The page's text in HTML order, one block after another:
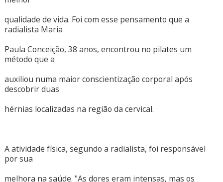
qualidade de vida. Foi com esse pensamento que a
radialista Maria
Paula Conceição, 38 anos, encontrou no pilates um
método que a
auxiliou numa maior conscientização corporal após
descobrir duas
hérnias localizadas na região da cervical.
A atividade física, segundo a radialista, foi responsável
por sua
melhora na saúde. "As dores eram intensas, mas os